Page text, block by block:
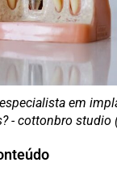
em
- cottonbro studio